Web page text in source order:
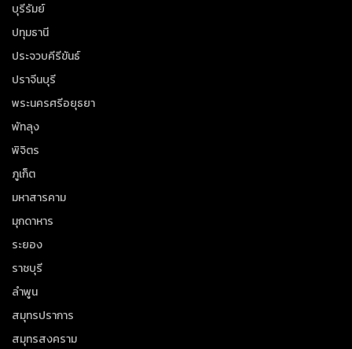
บุรีรัมย์
ปทุมธานี
ประจวบคีรีขันธ์
ปราจีนบุรี
พระนครศรีอยุธยา
พัทลุง
พิจิตร
ภูเก็ต
มหาสารคาม
มุกดาหาร
ระยอง
ราชบุรี
ลำพูน
สมุทรปราการ
สมุทรสงคราม